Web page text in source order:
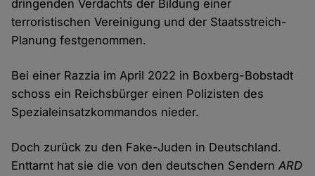
dringenden Verdachts der Bildung einer
terroristischen Vereinigung und der Staatsstreich-
Planung festgenommen.
Bei einer Razzia im April 2022 in Boxberg-Bobstadt
schoss ein Reichsbürger einen Polizisten des
Spezialeinsatzkommandos nieder.
Doch zurück zu den Fake-Juden in Deutschland.
Enttarnt hat sie die von den deutschen SendernARD